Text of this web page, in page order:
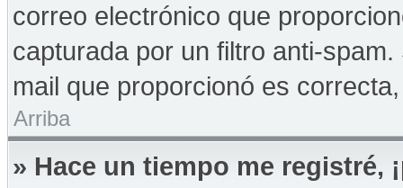
correo electrónico que
capturada por un filtro anti-
mail que proporcionó es
Arriba
» Hace un tiempo me registré,